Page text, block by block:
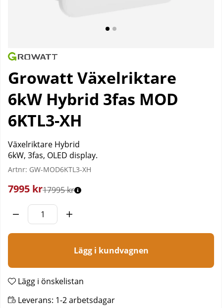
Growatt Växelriktare
6kW Hybrid 3fas MOD
6KTL3-XH
Växelriktare Hybrid
6kW, 3fas, OLED display.
Artnr: GW-MOD6KTL3-XH
7995 kr17995 kr
Lägg i kundvagnen
Lägg i önskelistan
Leverans: 1-2 arbetsdagar